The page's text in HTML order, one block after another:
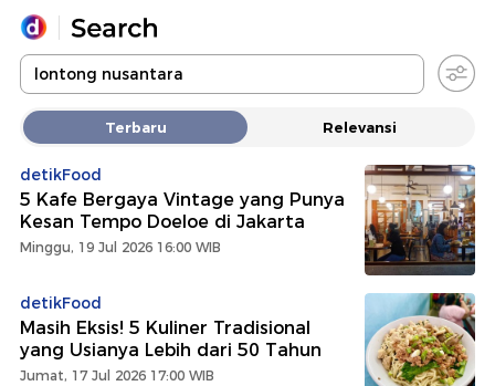
Yang sedang ramai dicari
Loading...
Promoted
Terakhir yang dicari
Terbaru Relevansi
detikFood
5 Kafe Bergaya Vintage yang Punya
Kesan Tempo Doeloe di Jakarta
Minggu, 19 Jul 2026 16:00 WIB
detikFood
Masih Eksis! 5 Kuliner Tradisional
yang Usianya Lebih dari 50 Tahun
Jumat, 17 Jul 2026 17:00 WIB